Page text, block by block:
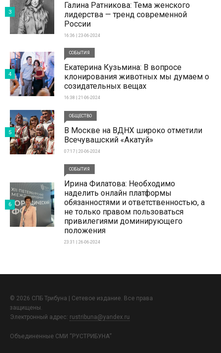
Галина Ратникова: Тема женского
лидерства — тренд современной
России
16:36 | 23-06-2024
3
СОБЫТИЯ
Екатерина Кузьмина: В вопросе
клонирования животных мы думаем о
созидательных вещах
16:38 | 21-06-2024
4
ОБЩЕСТВО
В Москве на ВДНХ широко отметили
Всечувашский «Акатуй»
07:17 | 20-06-2024
5
СОБЫТИЯ
Ирина Филатова: Необходимо
наделить онлайн платформы
обязанностями и ответственностью, а
не только правом пользоваться
привилегиями доминирующего
положения
23:31 | 26-06-2024
6
© 2026 СПБ Трибуна | Сетевое издание. Все права
защищены.
Электронный адрес: rustribuna@yandex.ru
Объединенные СМИ “РУСТРИБУНА”